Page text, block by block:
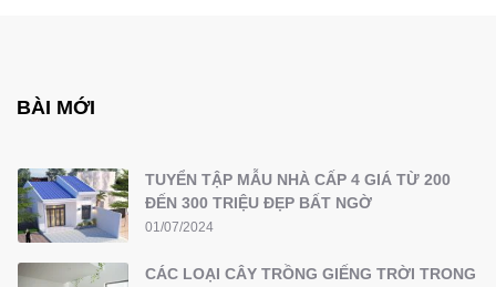
BÀI MỚI
TUYỂN TẬP MẪU NHÀ CẤP 4 GIÁ TỪ 200
ĐẾN 300 TRIỆU ĐẸP BẤT NGỜ
01/07/2024
CÁC LOẠI CÂY TRỒNG GIẾNG TRỜI TRONG